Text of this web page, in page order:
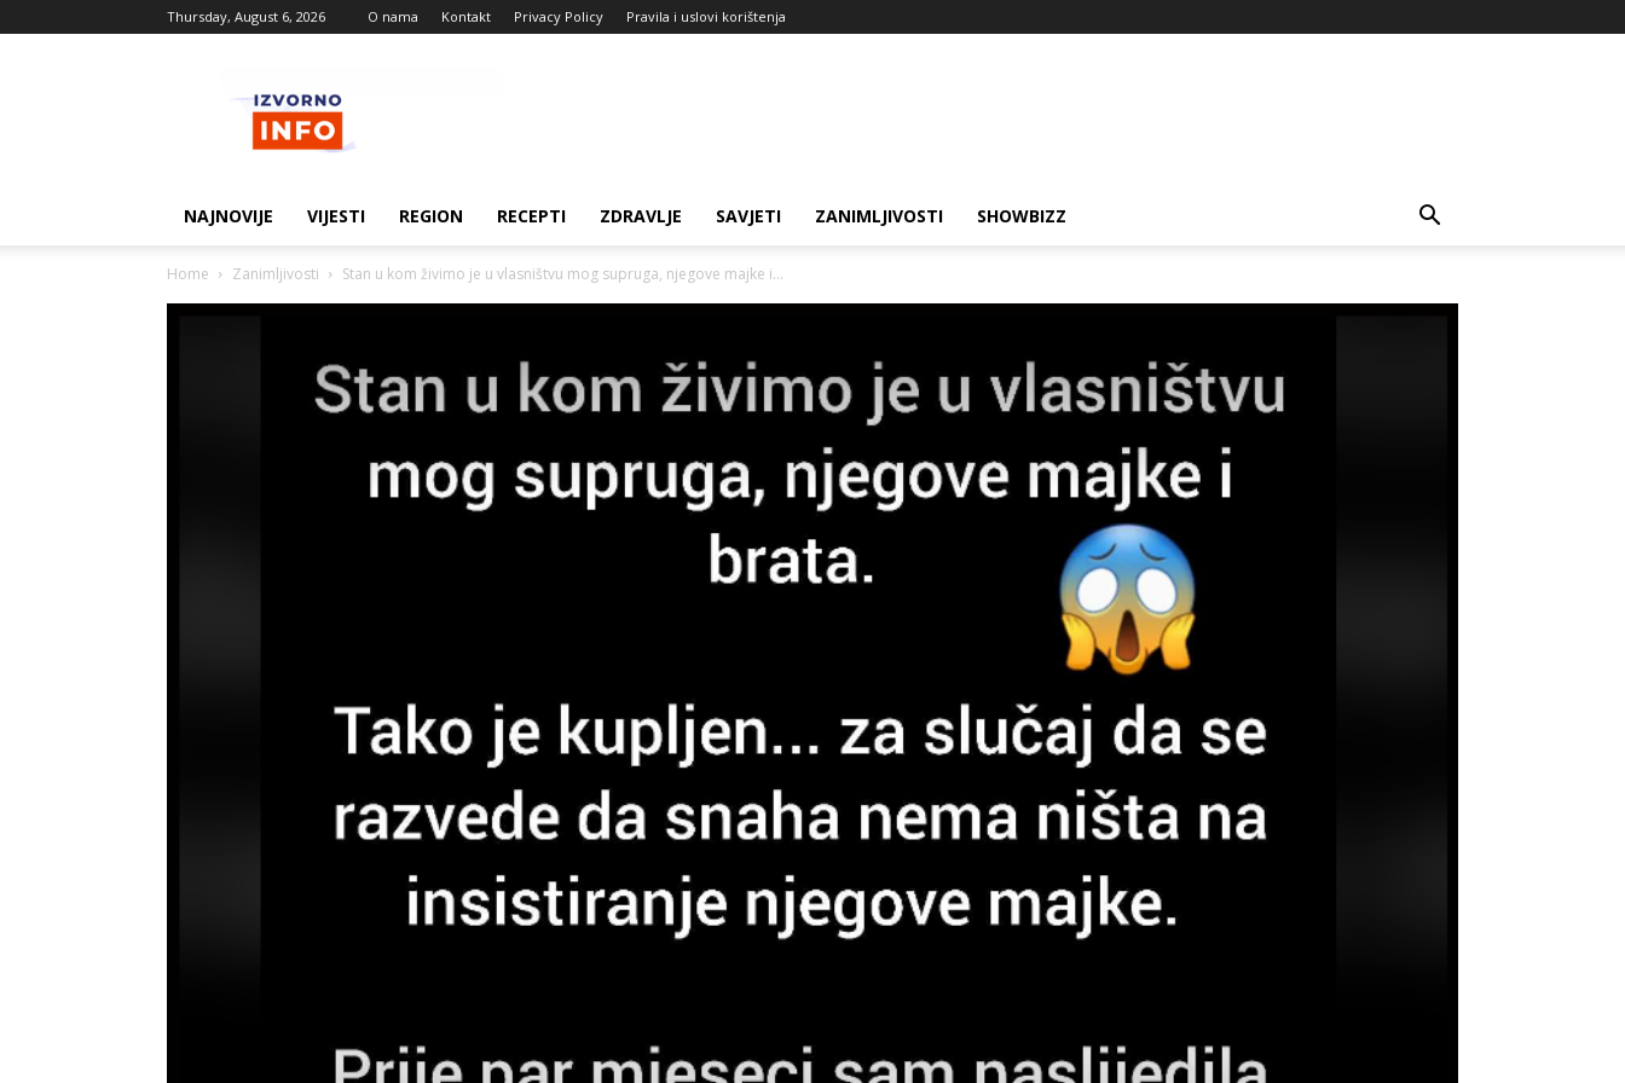
Thursday, August 6, 2026 O nama Kontakt Privacy Policy Pravila i uslovi korištenja
vijesti
NAJNOVIJE VIJESTI REGION RECEPTI ZDRAVLJE SAVJETI ZANIMLJIVOSTI SHOWBIZZ
Home Zanimljivosti Stan u kom živimo je u vlasništvu mog supruga, njegove majke i...